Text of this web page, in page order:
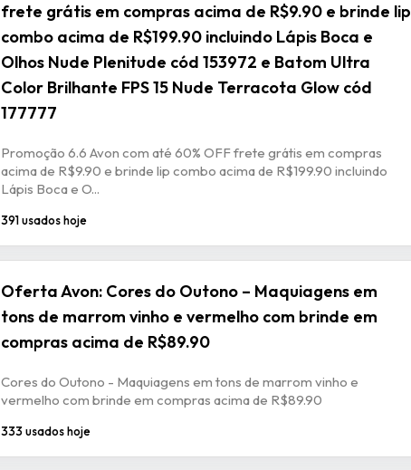
frete grátis em compras acima de R$9.90 e brinde lip
combo acima de R$199.90 incluindo Lápis Boca e
Olhos Nude Plenitude cód 153972 e Batom Ultra
Color Brilhante FPS 15 Nude Terracota Glow cód
177777
Promoção 6.6 Avon com até 60% OFF frete grátis em compras
acima de R$9.90 e brinde lip combo acima de R$199.90 incluindo
Lápis Boca e O...
391 usados hoje
Oferta Avon: Cores do Outono – Maquiagens em
tons de marrom vinho e vermelho com brinde em
compras acima de R$89.90
Cores do Outono - Maquiagens em tons de marrom vinho e
vermelho com brinde em compras acima de R$89.90
333 usados hoje